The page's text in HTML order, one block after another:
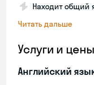
Находит общий
Читать дальше
Услуги и цены
Английский